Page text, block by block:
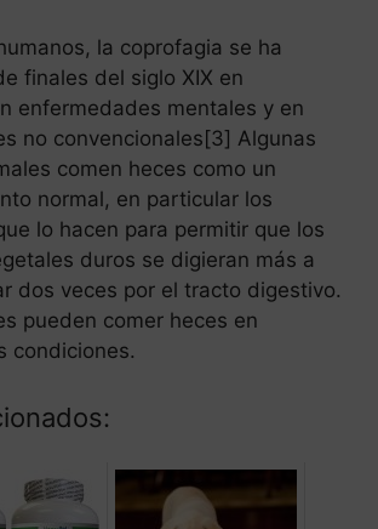
la coprofagia se ha
finales del siglo XIX en
enfermedades mentales y en
no convencionales[3] Algunas
comen heces como un
normal, en particular los
lo hacen para permitir que los
duros se digieran más a
dos veces por el tracto digestivo.
pueden comer heces en
condiciones.